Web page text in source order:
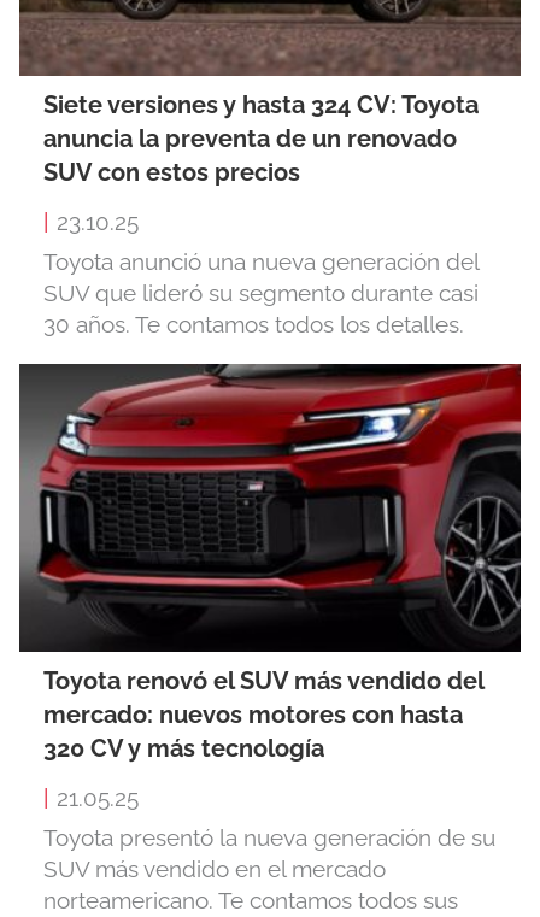
Siete versiones y hasta 324 CV: Toyota
anuncia la preventa de un renovado
SUV con estos precios
| 23.10.25
Toyota anunció una nueva generación del
SUV que lideró su segmento durante casi
30 años. Te contamos todos los detalles.
Toyota renovó el SUV más vendido del
mercado: nuevos motores con hasta
320 CV y más tecnología
21.05.25
Toyota presentó la nueva generación de su
SUV más vendido en el mercado
norteamericano. Te contamos todos sus